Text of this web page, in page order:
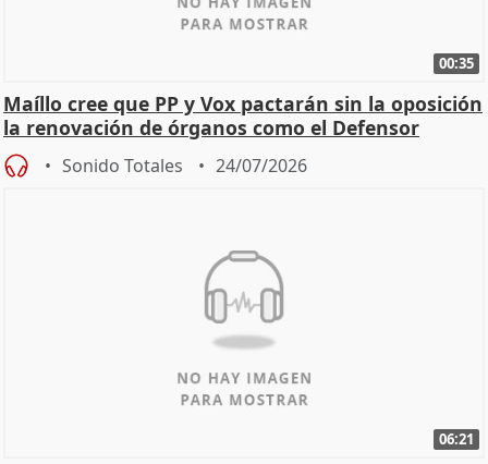
00:35
Maíllo cree que PP y Vox pactarán sin la oposición
la renovación de órganos como el Defensor
Sonido Totales 24/07/2026
06:21